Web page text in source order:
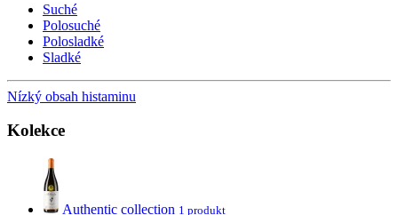
Suché
Polosuché
Polosladké
Sladké
Nízký obsah histaminu
Kolekce
Authentic collection 1 produkt